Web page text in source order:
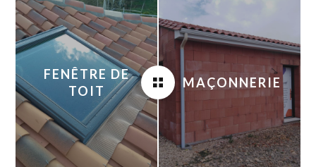
FENÊTRE DE
TOIT
MAÇONNERIE